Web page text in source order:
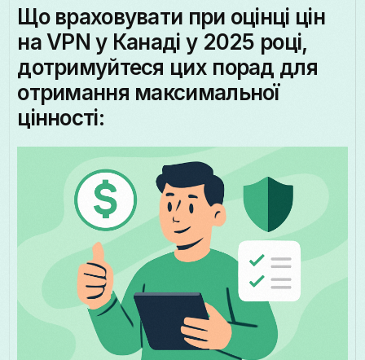
Що враховувати при оцінці цін
на VPN у Канаді у 2025 році,
дотримуйтеся цих порад для
отримання максимальної
цінності: